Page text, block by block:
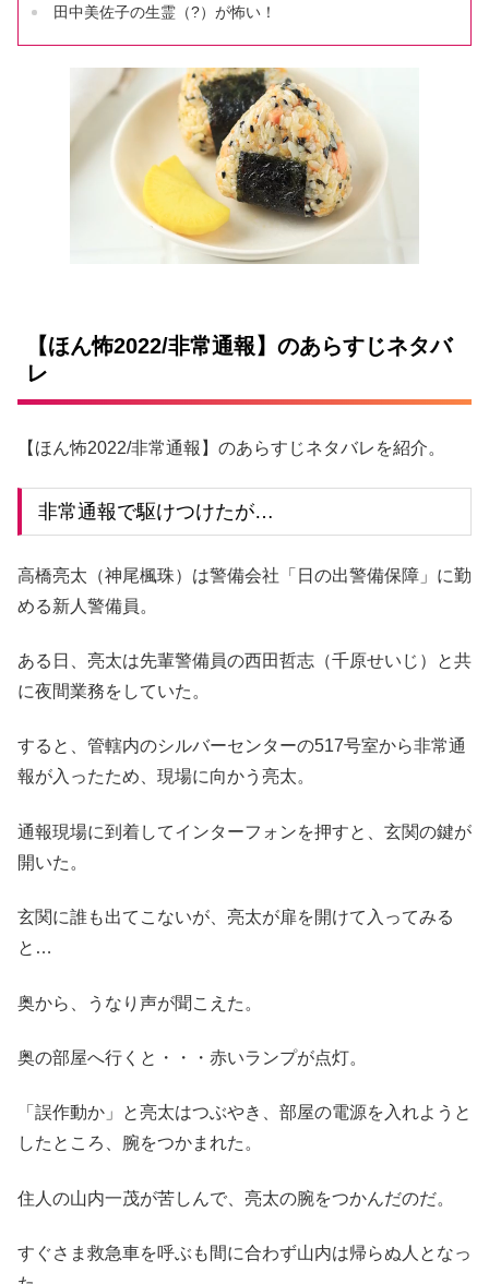
田中美佐子の生霊（?）が怖い！
【ほん怖2022/非常通報】のあらすじネタバ
レ
【ほん怖2022/非常通報】のあらすじネタバレを紹介。
非常通報で駆けつけたが…
高橋亮太（神尾楓珠）は警備会社「日の出警備保障」に勤
める新人警備員。
ある日、亮太は先輩警備員の西田哲志（千原せいじ）と共
に夜間業務をしていた。
すると、管轄内のシルバーセンターの517号室から非常通
報が入ったため、現場に向かう亮太。
通報現場に到着してインターフォンを押すと、玄関の鍵が
開いた。
玄関に誰も出てこないが、亮太が扉を開けて入ってみる
と…
奥から、うなり声が聞こえた。
奥の部屋へ行くと・・・赤いランプが点灯。
「誤作動か」と亮太はつぶやき、部屋の電源を入れようと
したところ、腕をつかまれた。
住人の山内一茂が苦しんで、亮太の腕をつかんだのだ。
すぐさま救急車を呼ぶも間に合わず山内は帰らぬ人となっ